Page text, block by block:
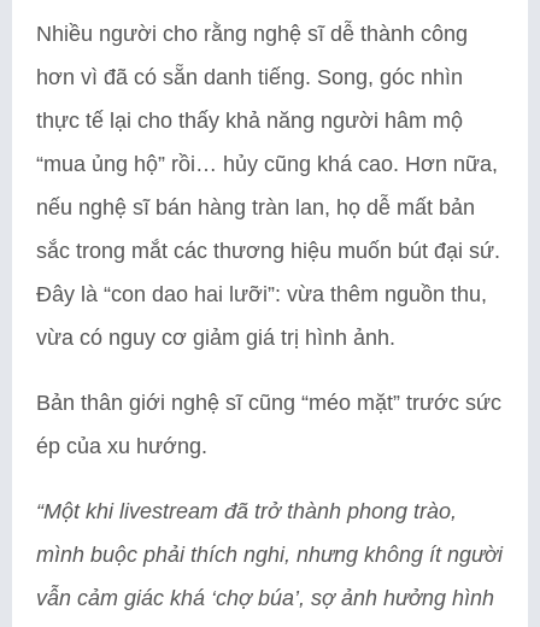
Nhiều người cho rằng nghệ sĩ dễ thành công
hơn vì đã có sẵn danh tiếng. Song, góc nhìn
thực tế lại cho thấy khả năng người hâm mộ
“mua ủng hộ” rồi… hủy cũng khá cao. Hơn nữa,
nếu nghệ sĩ bán hàng tràn lan, họ dễ mất bản
sắc trong mắt các thương hiệu muốn bút đại sứ.
Đây là “con dao hai lưỡi”: vừa thêm nguồn thu,
vừa có nguy cơ giảm giá trị hình ảnh.
Bản thân giới nghệ sĩ cũng “méo mặt” trước sức
ép của xu hướng.
“Một khi livestream đã trở thành phong trào,
mình buộc phải thích nghi, nhưng không ít người
vẫn cảm giác khá ‘chợ búa’, sợ ảnh hưởng hình